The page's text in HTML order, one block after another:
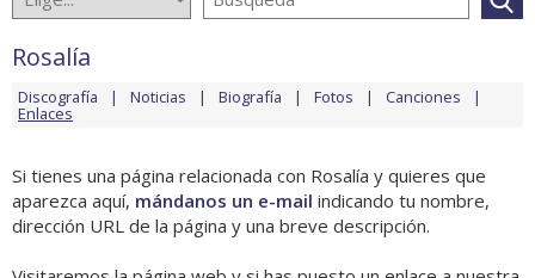
Rosalía
Discografía Noticias Biografía Fotos Canciones
Enlaces
Si tienes una página relacionada con Rosalía y quieres que
aparezca aquí, mándanos un e-mail indicando tu nombre,
dirección URL de la página y una breve descripción.